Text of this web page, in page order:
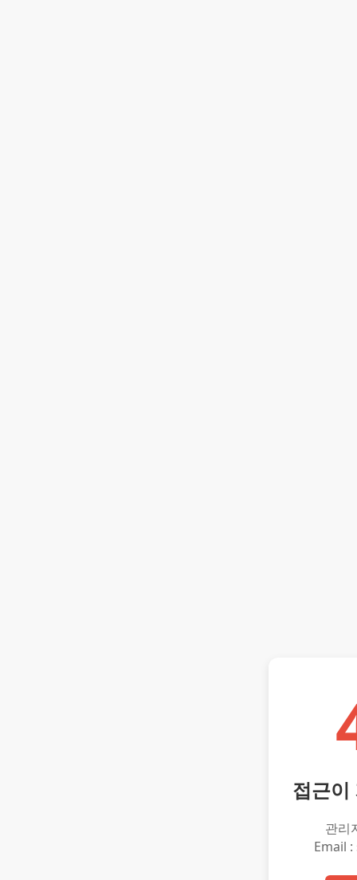
접근이
관리
Email